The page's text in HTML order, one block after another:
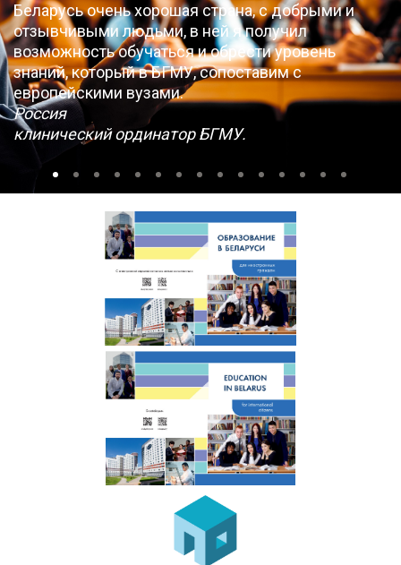
Беларусь очень хорошая страна, с добрыми и
отзывчивыми людьми, в ней я получил
возможность обучаться и обрести уровень
знаний, который в БГМУ, сопоставим с
европейскими вузами.
Россия
клинический ординатор БГМУ.